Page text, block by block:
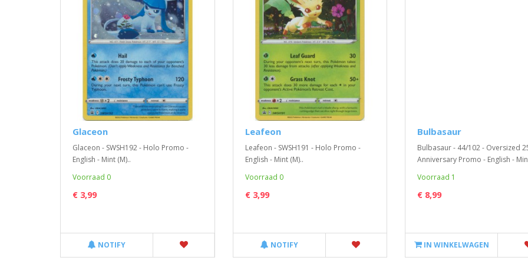
Glaceon
Glaceon - SWSH192 - Holo Promo -
English - Mint (M)..
Voorraad 0
€ 3,99
NOTIFY
Leafeon
Leafeon - SWSH191 - Holo Promo -
English - Mint (M)..
Voorraad 0
€ 3,99
NOTIFY
Bulbasaur
Bulbasaur - 44/102 - Oversized
Anniversary Promo - English -
Voorraad 1
€ 8,99
IN WINKELWAGEN